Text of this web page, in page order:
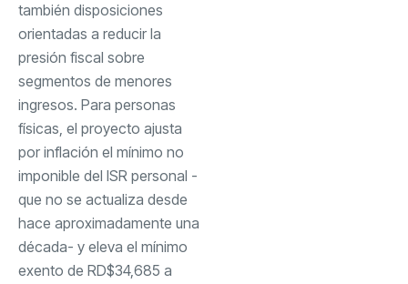
también disposiciones
orientadas a reducir la
presión fiscal sobre
segmentos de menores
ingresos. Para personas
físicas, el proyecto ajusta
por inflación el mínimo no
imponible del ISR personal -
que no se actualiza desde
hace aproximadamente una
década- y eleva el mínimo
exento de RD$34,685 a